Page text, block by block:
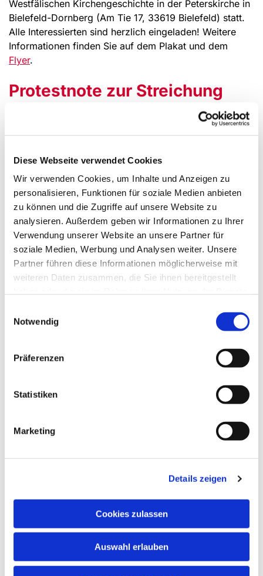
Diese Webseite verwendet Cookies
Wir verwenden Cookies, um Inhalte und Anzeigen zu
personalisieren, Funktionen für soziale Medien anbieten
zu können und die Zugriffe auf unsere Website zu
analysieren. Außerdem geben wir Informationen zu Ihrer
Verwendung unserer Website an unsere Partner für
soziale Medien, Werbung und Analysen weiter. Unsere
Partner führen diese Informationen möglicherweise mit
weiteren Daten zusammen, die Sie ihnen bereitgestellt
Notwendig
Präferenzen
Statistiken
Marketing
Details zeigen
Cookies zulassen
Auswahl erlauben
Westfälischen Kirchengeschichte in der Peterskirche in
Bielefeld-Dornberg (Am Tie 17, 33619 Bielefeld) statt.
Alle Interessierten sind herzlich eingeladen! Weitere
Informationen finden Sie auf dem Plakat und dem
Flyer.
Protestnote zur Streichung
des Faches "Westfälische
aus dem Fächerkanon des
Zweiten Theologischen
Examens
Das Fach "Westfälische Kirchengeschichte und
Kirchliche Zeitgeschichte" soll aus dem Lehrplan des
Vorbereitungsdienstes der Vikarinnen und Vikare sowie
als Prüfungsfach im Zweiten Theologischen Examen in
Westfalen getilgt werden. Den daraufhin verfassten
untenstehend.
Die Bedeutung von Kirchlicher Zeitgeschichte
und Westfälischer Kirchengeschichte als Fach
Examen
Aktuelle Mitteilung wegen der
eingezogenen
Mitgliedsbeiträge
25.03.2026 kam es zu Technischen Problemen,
sodass teilweise der doppelte Beitrag eingezogen
wurde. Unser Schatzmeister ist bereits mit der Bank im
Gespräch, um dieses Problem schnellstmöglich zu
lösen. Dafür bitten wir Sie um etwas Geduld. Bitte